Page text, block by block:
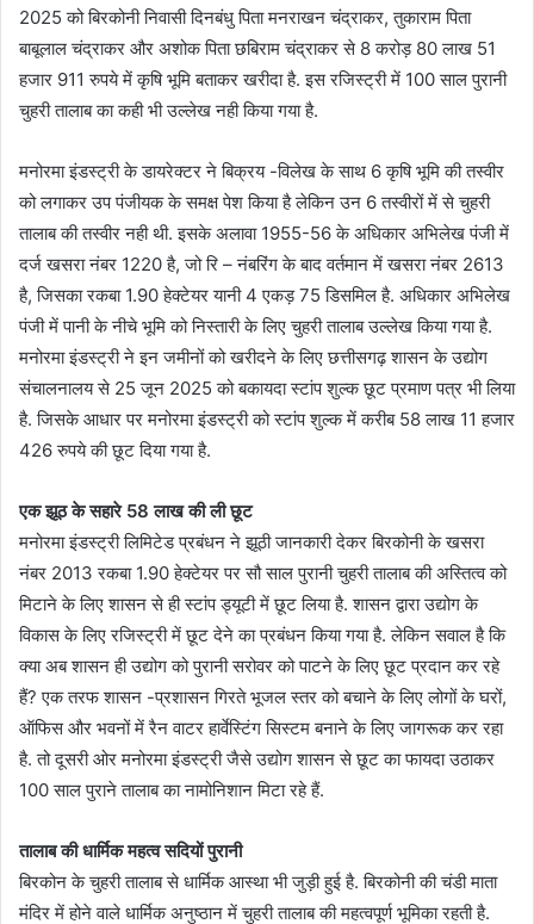
2025 को बिरकोनी निवासी दिनबंधु पिता मनराखन चंद्राकर, तुकाराम पिता
बाबूलाल चंद्राकर और अशोक पिता छबिराम चंद्राकर से 8 करोड़ 80 लाख 51
हजार 911 रुपये में कृषि भूमि बताकर खरीदा है. इस रजिस्ट्री में 100 साल पुरानी
चुहरी तालाब का कही भी उल्लेख नही किया गया है.
मनोरमा इंडस्ट्री के डायरेक्टर ने बिक्रय -विलेख के साथ 6 कृषि भूमि की तस्वीर
को लगाकर उप पंजीयक के समक्ष पेश किया है लेकिन उन 6 तस्वीरों में से चुहरी
तालाब की तस्वीर नही थी. इसके अलावा 1955-56 के अधिकार अभिलेख पंजी में
दर्ज खसरा नंबर 1220 है, जो रि – नंबरिंग के बाद वर्तमान में खसरा नंबर 2613
है, जिसका रकबा 1.90 हेक्टेयर यानी 4 एकड़ 75 डिसमिल है. अधिकार अभिलेख
पंजी में पानी के नीचे भूमि को निस्तारी के लिए चुहरी तालाब उल्लेख किया गया है.
मनोरमा इंडस्ट्री ने इन जमीनों को खरीदने के लिए छत्तीसगढ़ शासन के उद्योग
संचालनालय से 25 जून 2025 को बकायदा स्टांप शुल्क छूट प्रमाण पत्र भी लिया
है. जिसके आधार पर मनोरमा इंडस्ट्री को स्टांप शुल्क में करीब 58 लाख 11 हजार
426 रुपये की छूट दिया गया है.
एक झूठ के सहारे 58 लाख की ली छूट
मनोरमा इंडस्ट्री लिमिटेड प्रबंधन ने झूठी जानकारी देकर बिरकोनी के खसरा
नंबर 2013 रकबा 1.90 हेक्टेयर पर सौ साल पुरानी चुहरी तालाब की अस्तित्व को
मिटाने के लिए शासन से ही स्टांप ड्यूटी में छूट लिया है. शासन द्वारा उद्योग के
विकास के लिए रजिस्ट्री में छूट देने का प्रबंधन किया गया है. लेकिन सवाल है कि
क्या अब शासन ही उद्योग को पुरानी सरोवर को पाटने के लिए छूट प्रदान कर रहे
हैं? एक तरफ शासन -प्रशासन गिरते भूजल स्तर को बचाने के लिए लोगों के घरों,
ऑफिस और भवनों में रैन वाटर हार्वेस्टिंग सिस्टम बनाने के लिए जागरूक कर रहा
है. तो दूसरी ओर मनोरमा इंडस्ट्री जैसे उद्योग शासन से छूट का फायदा उठाकर
100 साल पुराने तालाब का नामोनिशान मिटा रहे हैं.
तालाब की धार्मिक महत्व सदियों पुरानी
बिरकोन के चुहरी तालाब से धार्मिक आस्था भी जुड़ी हुई है. बिरकोनी की चंडी माता
मंदिर में होने वाले धार्मिक अनुष्ठान में चुहरी तालाब की महत्वपूर्ण भूमिका रहती है.